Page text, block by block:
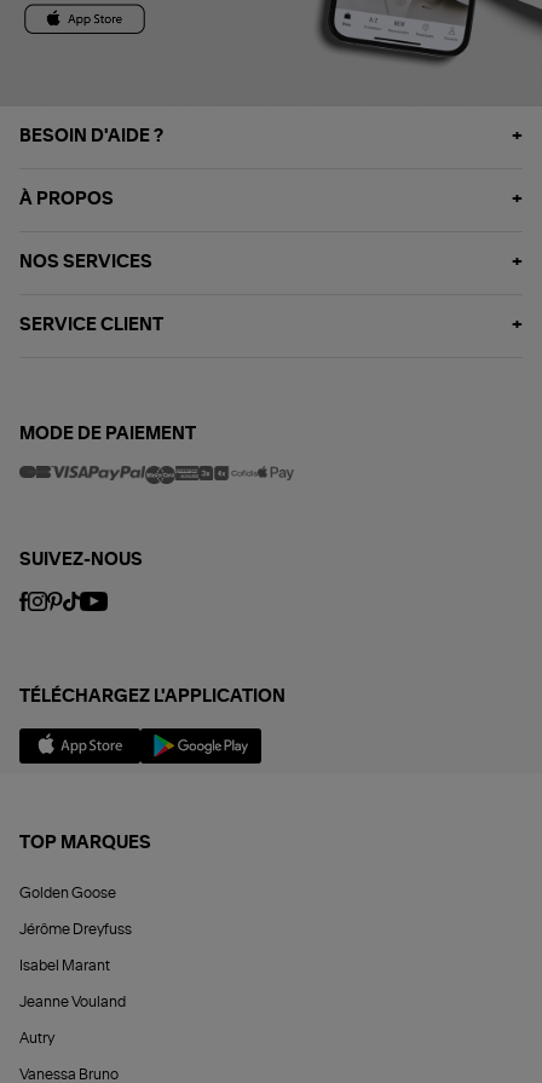
BESOIN D'AIDE ?
À PROPOS
NOS SERVICES
SERVICE CLIENT
MODE DE PAIEMENT
SUIVEZ-NOUS
TÉLÉCHARGEZ L'APPLICATION
TOP MARQUES
Golden Goose
Jérôme Dreyfuss
Isabel Marant
Jeanne Vouland
Autry
Vanessa Bruno